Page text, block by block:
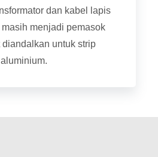
dan kabel lapis
menjadi pemasok
untuk strip
aluminium.